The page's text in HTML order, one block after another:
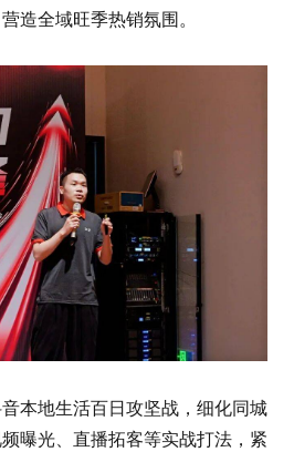
造全域旺季热销氛围。
本地生活百日攻坚战，细化同城
曝光、直播拓客等实战打法，紧